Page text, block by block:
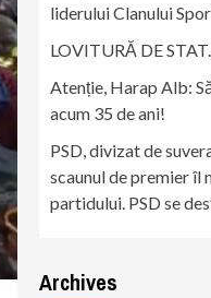
liderului Clanului
LOVITURĂ DE
Atenție, Harap Alb:
acum 35 de ani!
PSD, divizat de
scaunul de premier îl
partidului. PSD se
Archives